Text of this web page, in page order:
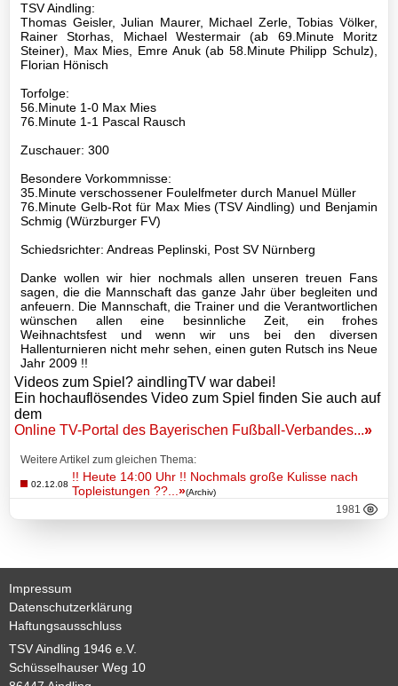
Sponsoren
Terminkalender
Fotogalerie
Wegbeschreibung
Archiv
Impressum
Datenschutzerklärung
Haftungsausschluss
TSV Aindling:
Thomas Geisler, Julian Maurer, Michael Zerle, Tobias Völker,
Rainer Storhas, Michael Westermair (ab 69.Minute Moritz
Steiner), Max Mies, Emre Anuk (ab 58.Minute Philipp Schulz),
Florian Hönisch
Torfolge:
56.Minute 1-0 Max Mies
76.Minute 1-1 Pascal Rausch
Zuschauer: 300
Besondere Vorkommnisse:
35.Minute verschossener Foulelfmeter durch Manuel Müller
76.Minute Gelb-Rot für Max Mies (TSV Aindling) und Benjamin
Schmig (Würzburger FV)
Schiedsrichter: Andreas Peplinski, Post SV Nürnberg
Danke wollen wir hier nochmals allen unseren treuen Fans
sagen, die die Mannschaft das ganze Jahr über begleiten und
anfeuern. Die Mannschaft, die Trainer und die Verantwortlichen
wünschen allen eine besinnliche Zeit, ein frohes
Weihnachtsfest und wenn wir uns bei den diversen
Hallenturnieren nicht mehr sehen, einen guten Rutsch ins Neue
Jahr 2009 !!
Videos zum Spiel? aindlingTV war dabei!
Ein hochauflösendes Video zum Spiel finden Sie auch auf
dem
Online TV-Portal des Bayerischen Fußball-Verbandes...»
Weitere Artikel zum gleichen Thema:
02.12.08 !! Heute 14:00 Uhr !! Nochmals große Kulisse nach
Topleistungen ??...»(Archiv)
1981
Impressum
Datenschutzerklärung
Haftungsausschluss
TSV Aindling 1946 e.V.
Schüsselhauser Weg 10